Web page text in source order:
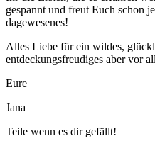
gespannt und freut Euch schon
dagewesenes!
Alles Liebe für ein wildes,
entdeckungsfreudiges aber vor
Eure
Jana
Teile wenn es dir gefällt!